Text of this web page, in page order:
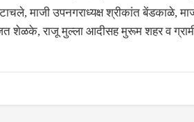
माजी उपनगराध्यक्ष श्रीकांत बेंडकाळे,
राजू मुल्ला आदीसह मुरूम शहर व ग्रामीण